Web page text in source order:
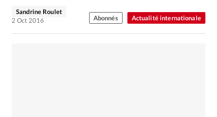
Actualité internationale
Sandrine Roulet
2 Oct 2016
Abonnés